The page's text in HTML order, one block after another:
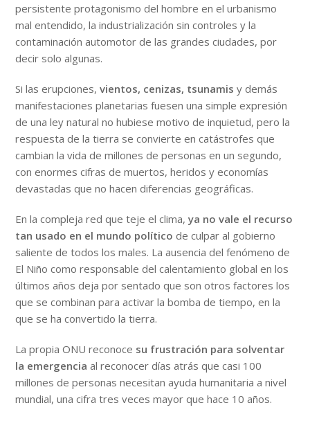
persistente protagonismo del hombre en el urbanismo
mal entendido, la industrialización sin controles y la
contaminación automotor de las grandes ciudades, por
decir solo algunas.
Si las erupciones,vientos, cenizas, tsunamis y demás
manifestaciones planetarias fuesen una simple expresión
de una ley natural no hubiese motivo de inquietud, pero la
respuesta de la tierra se convierte en catástrofes que
cambian la vida de millones de personas en un segundo,
con enormes cifras de muertos, heridos y economías
devastadas que no hacen diferencias geográficas.
En la compleja red que teje el clima, ya no vale el recurso
tan usado en el mundo político de culpar al gobierno
saliente de todos los males. La ausencia del fenómeno de
El Niño como responsable del calentamiento global en los
últimos años deja por sentado que son otros factores los
que se combinan para activar la bomba de tiempo, en la
que se ha convertido la tierra.
La propia ONU reconoce su frustración para solventar
la emergencia al reconocer días atrás que casi 100
millones de personas necesitan ayuda humanitaria a nivel
mundial, una cifra tres veces mayor que hace 10 años.